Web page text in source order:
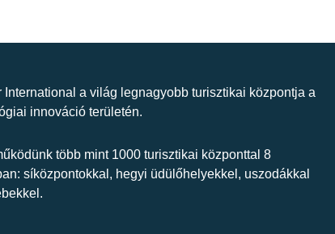
International a világ legnagyobb turisztikai központja a
innováció területén.
több mint 1000 turisztikai központtal 8
síközpontokkal, hegyi üdülőhelyekkel, uszodákkal